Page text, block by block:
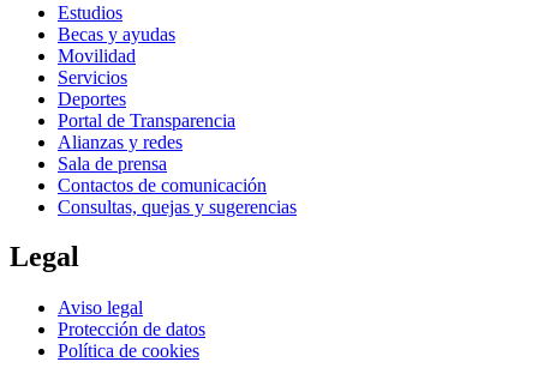
Estudios
Becas y ayudas
Movilidad
Servicios
Deportes
Portal de Transparencia
Alianzas y redes
Sala de prensa
Contactos de comunicación
Consultas, quejas y sugerencias
Legal
Aviso legal
Protección de datos
Política de cookies